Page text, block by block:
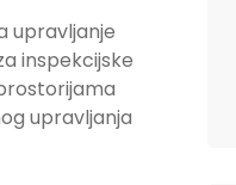
upravljanje
inspekcijske
upravljanja